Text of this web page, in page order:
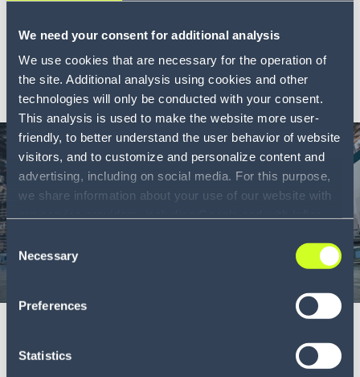
We need your consent for additional analysis
We use cookies that are necessary for the operation of
the site. Additional analysis using cookies and other
technologies will only be conducted with your consent.
This analysis is used to make the website more user-
friendly, to better understand the user behavior of website
visitors, and to customize and personalize content and
advertising, including on social media. For this purpose,
we share information about your use of our website with
information with other data that you have provided to
them or that they have collected as part of your use of
the services. By consenting to the use of Google, you
also consent to the storage and reading of data by
more information, including the ability to revoke your
consent and the service providers we use, please refer to
Consent
Selection
Necessary
Preferences
Statistics
Prozessverbesserung...
MEHR ERFAHREN
Wie der Einsatz von sprachgesteuerter Arbeit und